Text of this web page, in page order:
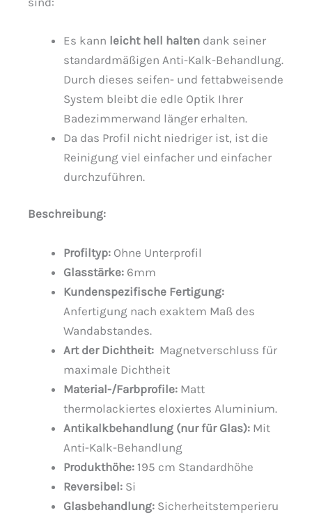
Es kann leicht hell halten dank seiner
standardmäßigen Anti-Kalk-Behandlung.
Durch dieses seifen- und fettabweisende
System bleibt die edle Optik Ihrer
Badezimmerwand länger erhalten.
Da das Profil nicht niedriger ist, ist die
Reinigung viel einfacher und einfacher
durchzuführen.
Beschreibung:
Profiltyp: Ohne Unterprofil
Glasstärke: 6mm
Kundenspezifische Fertigung:
Anfertigung nach exaktem Maß des
Wandabstandes.
Art der Dichtheit: Magnetverschluss für
maximale Dichtheit
Material-/Farbprofile: Matt
thermolackiertes eloxiertes Aluminium.
Antikalkbehandlung (nur für Glas): Mit
Anti-Kalk-Behandlung
Produkthöhe: 195 cm Standardhöhe
Reversibel: Si
Glasbehandlung: Sicherheitstemperieru